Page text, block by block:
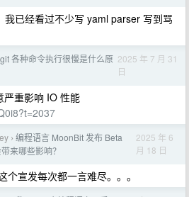
已经看过不少写 yaml parser 写到骂
git 各种命令执行很慢是什么原 2025 年 7 月 31
日
重影响 IO 性能
› 编程语言 MoonBit 发布 Beta
来哪些影响？
2025 年 6
月 18 日
宣发每次都一言难尽。。。